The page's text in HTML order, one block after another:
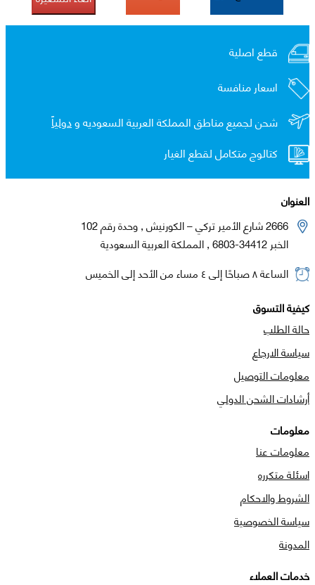
قطع اصلية
اسعار منافسة
شحن لجميع مناطق المملكة العربية السعوديه ودولياً
كتالوج متكامل لقطع الغيار
العنوان
2666 شارع الأمير تركي – الكورنيش , وحدة رقم 102
الخبر 34412-6803 , المملكة العربية السعودية
الساعة ٨ صباحًا إلى ٤ مساء من الأحد إلى الخميس
كيفية التسوق
حالة الطلب
سياسة الارجاع
معلومات التوصيل
أرشادات الشحن الدولي
معلومات
معلومات عنا
اسئلة متكرره
الشروط والاحكام
سياسة الخصوصية
المدونة
خدمات العملاء